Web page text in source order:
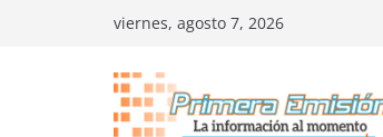
viernes, agosto 7, 2026